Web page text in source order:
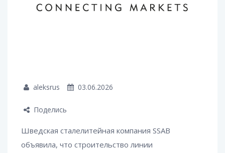
aleksrus 03.06.2026
Поделись
Шведская сталелитейная компания SSAB
объявила, что строительство линии